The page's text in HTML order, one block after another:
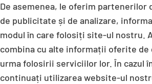
De asemenea, le oferim partenerilor
de publicitate și de analizare,
modul în care folosiți site-ul nostru.
combina cu alte informații oferite de
urma folosirii serviciilor lor. În cazul
continuați utilizarea website-ul